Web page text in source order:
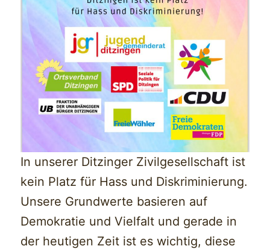
In unserer Ditzinger Zivilgesellschaft ist
kein Platz für Hass und Diskriminierung.
Unsere Grundwerte basieren auf
Demokratie und Vielfalt und gerade in
der heutigen Zeit ist es wichtig, diese